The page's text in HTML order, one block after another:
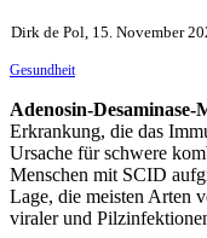
Dirk de Pol, 15. November
Gesundheit
Adenosin-
Erkrankung, die das
Ursache für schwere
Menschen mit SCID
Lage, die meisten Arten
viraler und